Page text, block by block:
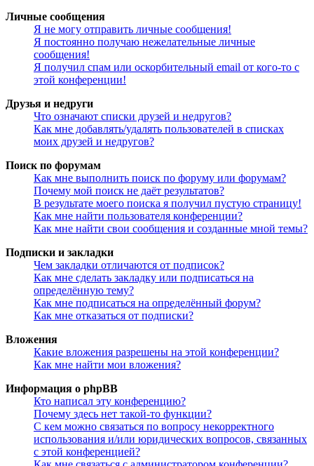
Личные сообщения
Я не могу отправить личные сообщения!
Я постоянно получаю нежелательные личные
сообщения!
Я получил спам или оскорбительный email от кого-то с
этой конференции!
Друзья и недруги
Что означают списки друзей и недругов?
Как мне добавлять/удалять пользователей в списках
моих друзей и недругов?
Поиск по форумам
Как мне выполнить поиск по форуму или форумам?
Почему мой поиск не даёт результатов?
В результате моего поиска я получил пустую страницу!
Как мне найти пользователя конференции?
Как мне найти свои сообщения и созданные мной темы?
Подписки и закладки
Чем закладки отличаются от подписок?
Как мне сделать закладку или подписаться на
определённую тему?
Как мне подписаться на определённый форум?
Как мне отказаться от подписки?
Вложения
Какие вложения разрешены на этой конференции?
Как мне найти мои вложения?
Информация о phpBB
Кто написал эту конференцию?
Почему здесь нет такой-то функции?
С кем можно связаться по вопросу некорректного
использования и/или юридических вопросов, связанных
с этой конференцией?